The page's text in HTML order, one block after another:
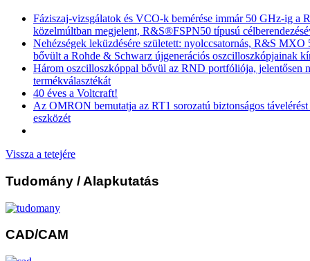
Fáziszaj-vizsgálatok és VCO-k bemérése immár 50 GHz-ig a
közelmúltban megjelent, R&S®FSPN50 típusú
Nehézségek leküzdésére született: nyolccsatornás, R&S MXO
bővült a Rohde & Schwarz újgenerációs oszcilloszkópjainak
Három oszcilloszkóppal bővül az RND portfóliója, jelentősen
termékválasztékát
40 éves a Voltcraft!
Az OMRON bemutatja az RT1 sorozatú biztonságos
eszközét
Vissza a tetejére
Tudomány / Alapkutatás
CAD/CAM